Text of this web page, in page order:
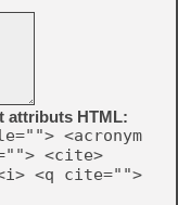
attributs HTML:
<acronym
<cite>
<i> <q cite="">